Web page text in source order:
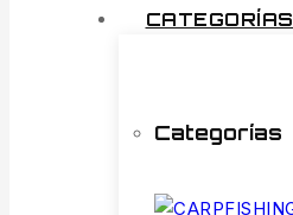
CATEGORÍAS
Categorías